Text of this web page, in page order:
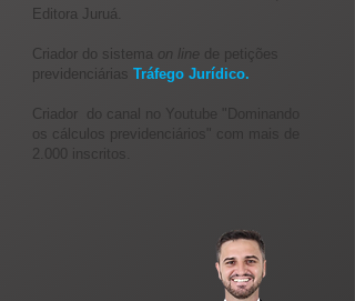
Editora Juruá.
Criador do sistema on line de petições
previdenciárias Tráfego Jurídico.
Criador do canal no Youtube "Dominando
os cálculos previdenciários" com mais de
2.000 inscritos.